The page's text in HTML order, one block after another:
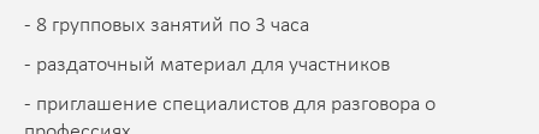
- 8 групповых занятий по 3 часа
- раздаточный материал для участников
- приглашение специалистов для разговора о